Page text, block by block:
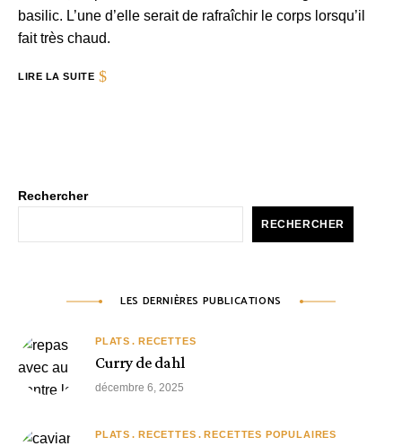
basilic. L’une d’elle serait de rafraîchir le corps lorsqu’il
fait très chaud.
LIRE LA SUITE
Rechercher
RECHERCHER
LES DERNIÈRES PUBLICATIONS
PLATS RECETTES
Curry de dahl
décembre 6, 2025
PLATS RECETTES RECETTES POPULAIRES